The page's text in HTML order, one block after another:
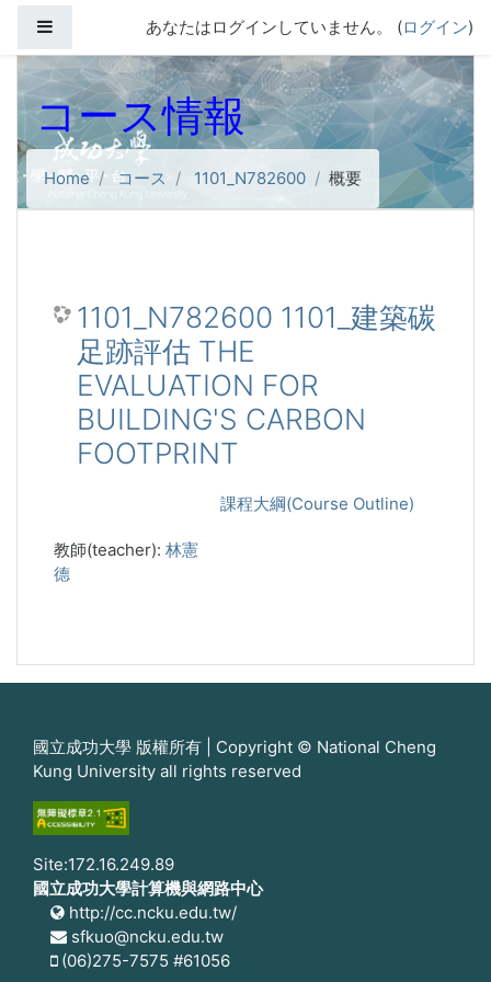
サイドパネルあなたはログインしていません。 (ログイン)
コース情報
Home コース 1101_N782600 概要
1101_N782600 1101_建築碳
足跡評估 THE
EVALUATION FOR
BUILDING'S CARBON
FOOTPRINT
課程大綱(Course Outline)
教師(teacher): 林憲
德
國立成功大學 版權所有 | Copyright © National Cheng
Kung University all rights reserved
Site:172.16.249.89
國立成功大學計算機與網路中心
http://cc.ncku.edu.tw/
sfkuo@ncku.edu.tw
(06)275-7575 #61056